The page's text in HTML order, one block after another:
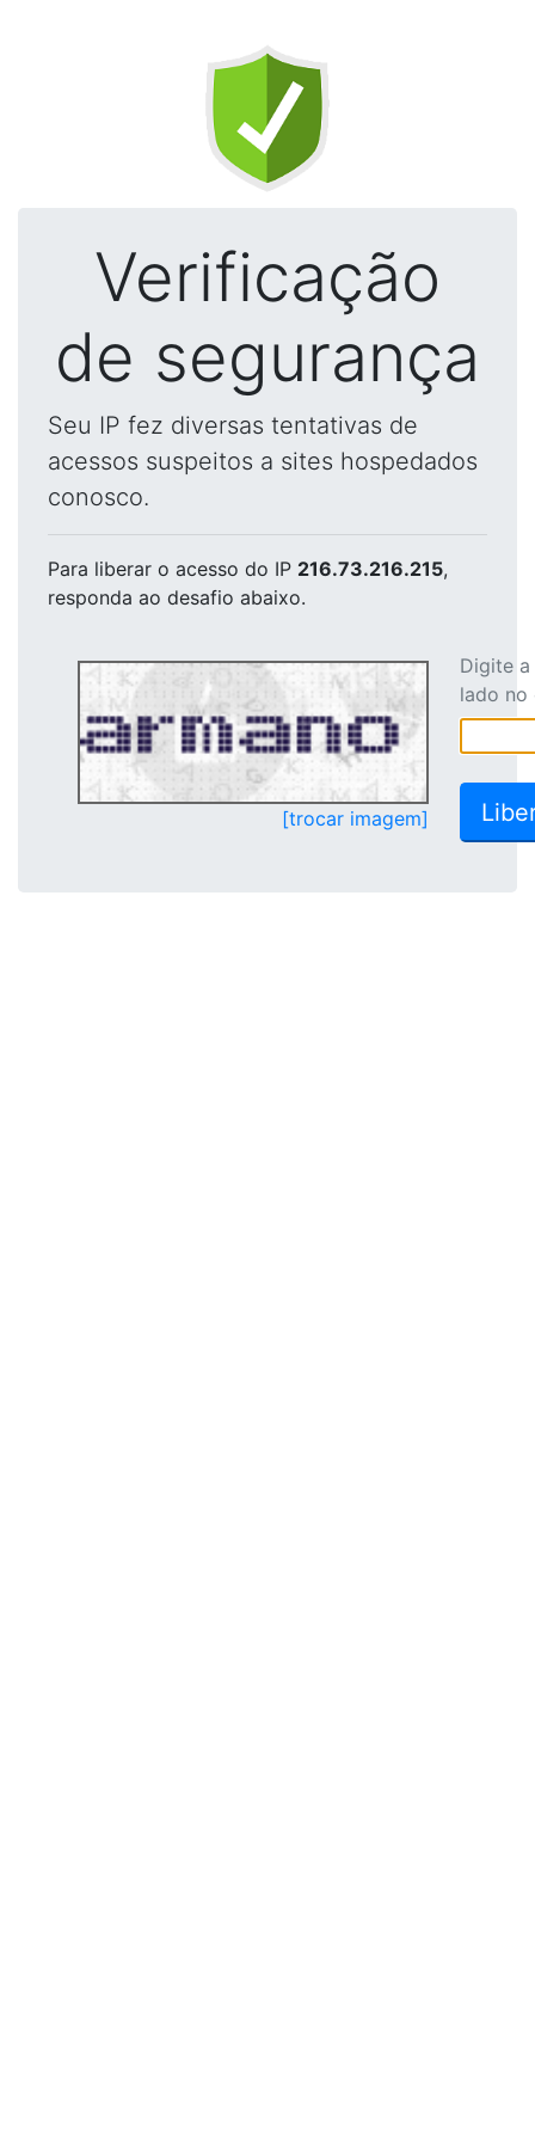
Verificação
de segurança
Seu IP fez diversas tentativas de
acessos suspeitos a sites hospedados
conosco.
Para liberar o acesso do IP 216.73.216.215,
responda ao desafio abaixo.
[trocar imagem]
Digite
lado no